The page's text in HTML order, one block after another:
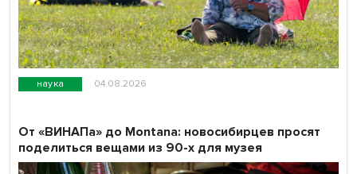
наука 04.08.2026
От «ВИНАПа» до Montana: новосибирцев просят
поделиться вещами из 90-х для музея